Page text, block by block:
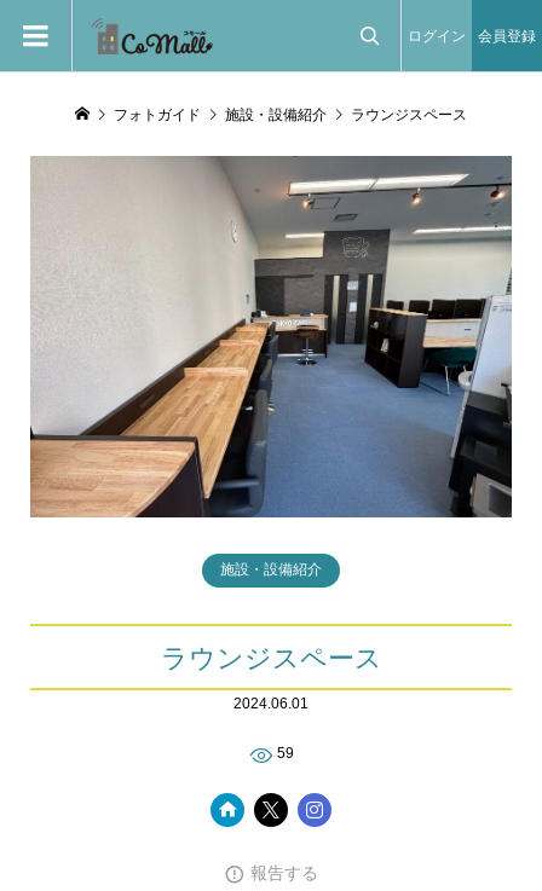
ログイン 会員登録
フォトガイド 施設・設備紹介 ラウンジスペース
施設・設備紹介
ラウンジスペース
2024.06.01
59
報告する